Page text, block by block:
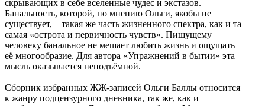
скрывающих в себе вселенные чудес и экстазов.
Банальность, которой, по мнению Ольги, якобы не
существует, – такая же часть жизненного спектра, как и та
самая «острота и первичность чувств». Пишущему
человеку банальное не мешает любить жизнь и ощущать
её многообразие. Для автора «Упражнений в бытии» эта
мысль оказывается неподъёмной.
Сборник избранных ЖЖ-записей Ольги Баллы относится
к жанру подцензурного дневника, так же, как и